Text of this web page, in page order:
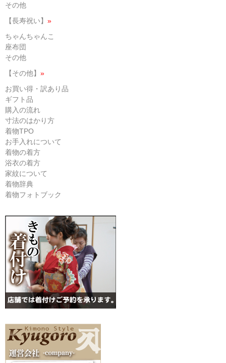
その他
【長寿祝い】 »
ちゃんちゃんこ
座布団
その他
【その他】 »
お買い得・訳あり品
ギフト品
購入の流れ
寸法のはかり方
着物TPO
お手入れについて
着物の着方
浴衣の着方
家紋について
着物辞典
着物フォトブック